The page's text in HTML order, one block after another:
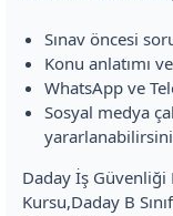
Sınav öncesi
Konu anlatımı
WhatsApp ve
Sosyal medya
Daday İş Güvenliği
Kursu,Daday B